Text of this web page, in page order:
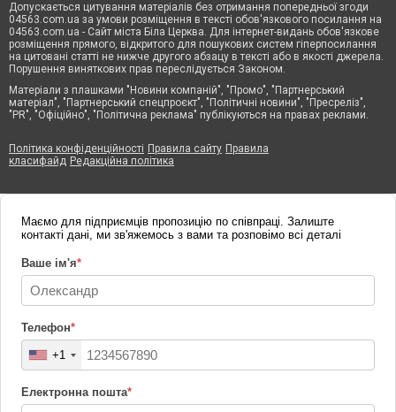
Допускається цитування матеріалів без отримання попередньої згоди
04563.com.ua за умови розміщення в тексті обов'язкового посилання на
04563.com.ua - Сайт міста Біла Церква. Для інтернет-видань обов'язкове
розміщення прямого, відкритого для пошукових систем гіперпосилання
на цитовані статті не нижче другого абзацу в тексті або в якості джерела.
Порушення виняткових прав переслідується Законом.
Матеріали з плашками "Новини компаній", "Промо", "Партнерський
матеріал", "Партнерський спецпроєкт", "Політичні новини", "Пресреліз",
"PR", "Офіційно", "Політична реклама" публікуються на правах реклами.
Політика конфіденційності Правила сайту Правила
класифайд Редакційна політика
Маємо для підприємців пропозицію по співпраці. Залиште
контакті дані, ми зв'яжемось з вами та розповімо всі деталі
Ваше ім'я*
Телефон*
+1
Електронна пошта*